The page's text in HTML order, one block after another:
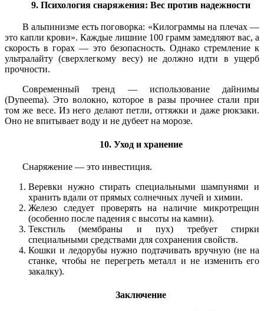
9. Психология снаряжения: Вес против надежности
В альпинизме есть поговорка: «Килограммы на плечах —
это капли крови». Каждые лишние 100 грамм замедляют вас, а
скорость в горах — это безопасность. Однако стремление к
ультралайту (сверхлегкому весу) не должно идти в ущерб
прочности.
Современный тренд — использование дайнимы
(Dyneema). Это волокно, которое в разы прочнее стали при
том же весе. Из него делают петли, оттяжки и даже рюкзаки.
Оно не впитывает воду и не дубеет на морозе.
10. Уход и хранение
Снаряжение — это инвестиция.
Веревки нужно стирать специальными шампунями и
хранить вдали от прямых солнечных лучей и химии.
Железо следует проверять на наличие микротрещин
(особенно после падения с высоты на камни).
Текстиль (мембраны и пух) требует стирки
специальными средствами для сохранения свойств.
Кошки и ледорубы нужно подтачивать вручную (не на
станке, чтобы не перегреть металл и не изменить его
закалку).
Заключение